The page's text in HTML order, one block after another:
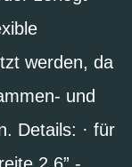
werden, da
und
Details: · für